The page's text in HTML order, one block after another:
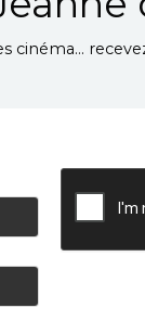
cinéma...